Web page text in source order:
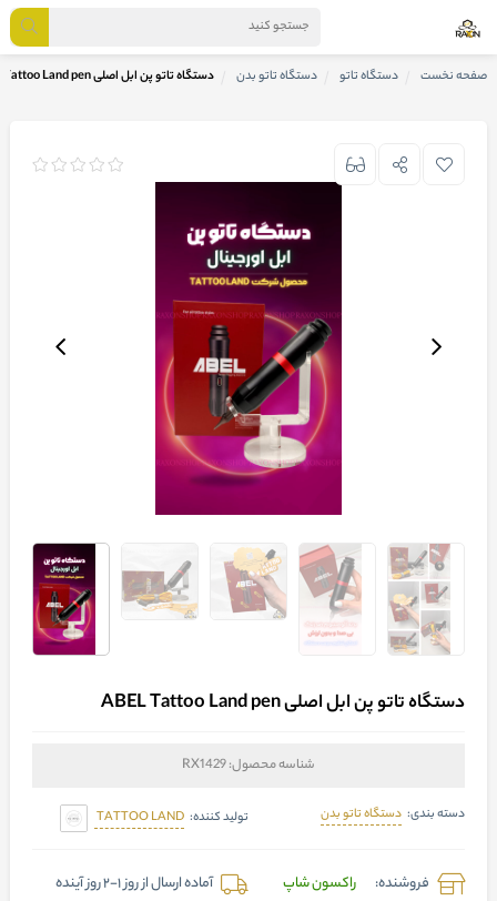
صفحه نخست دستگاه تاتو دستگاه تاتو بدن دستگاه تاتو پن ابل اصلی ABEL Tattoo Land pen
دستگاه تاتو پن ابل اصلی ABEL Tattoo Land pen
شناسه محصول:RX1429
دسته بندی: دستگاه تاتو بدن تولید کننده: TATTOO LAND
فروشنده: راکسون شاپ آماده ارسال از روز 1-2 روز آینده